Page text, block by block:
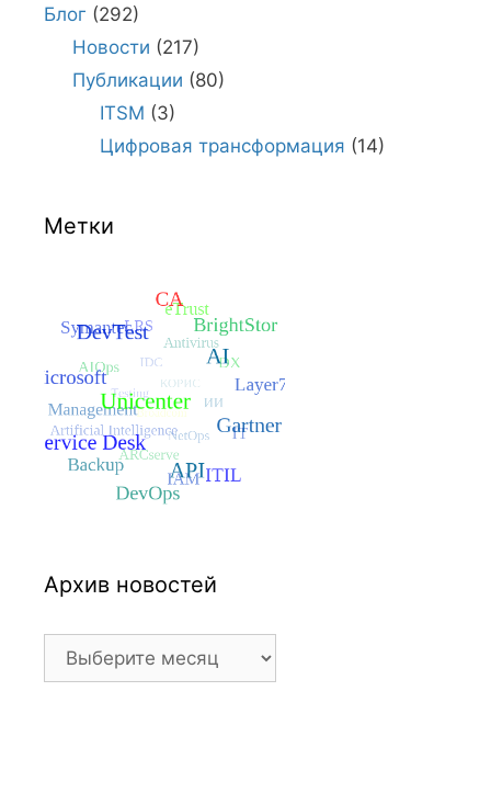
Блог (292)
Новости (217)
Публикации (80)
ITSM (3)
Цифровая трансформация (14)
Метки
Архив новостей
Архив
новостей